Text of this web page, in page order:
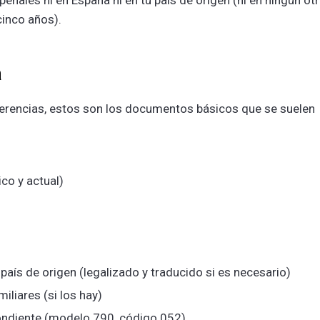
años).
estos son los documentos básicos que se suelen
y actual)
de origen (legalizado y traducido si es necesario)
(si los hay)